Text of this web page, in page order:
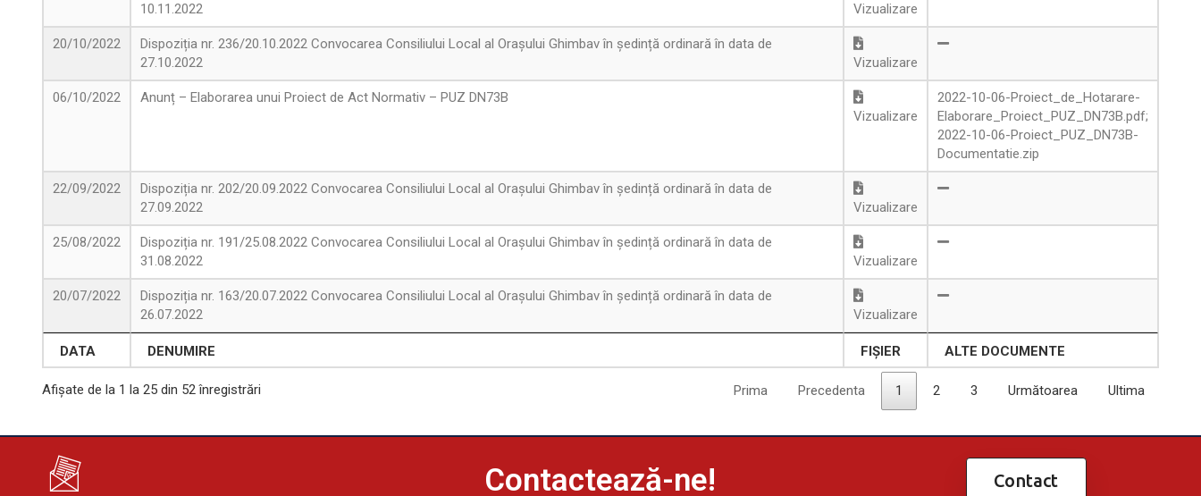
10.11.2022
Vizualizare
20/10/2022
Dispoziția nr. 236/20.10.2022 Convocarea Consiliului Local al Orașului Ghimbav în ședință ordinară în data de
27.10.2022
Vizualizare
06/10/2022
Anunț – Elaborarea unui Proiect de Act Normativ – PUZ DN73B
Vizualizare
2022-10-06-Proiect_de_Hotarare-
Elaborare_Proiect_PUZ_DN73B.pdf;
2022-10-06-Proiect_PUZ_DN73B-
Documentatie.zip
22/09/2022
Dispoziția nr. 202/20.09.2022 Convocarea Consiliului Local al Orașului Ghimbav în ședință ordinară în data de
27.09.2022
Vizualizare
25/08/2022
Dispoziția nr. 191/25.08.2022 Convocarea Consiliului Local al Orașului Ghimbav în ședință ordinară în data de
31.08.2022
Vizualizare
20/07/2022
Dispoziția nr. 163/20.07.2022 Convocarea Consiliului Local al Orașului Ghimbav în ședință ordinară în data de
26.07.2022
Vizualizare
DATA DENUMIRE FIȘIER ALTE DOCUMENTE
Afișate de la 1 la 25 din 52 înregistrări Prima Precedenta 1 2 3 Următoarea Ultima
Contactează-ne! Contact